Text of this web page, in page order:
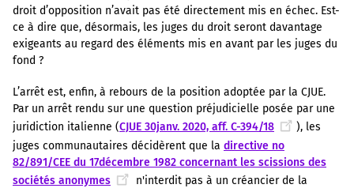
droit d’opposition n’avait pas été directement mis en échec. Est-
ce à dire que, désormais, les juges du droit seront davantage
exigeants au regard des éléments mis en avant par les juges du
fond ?
L’arrêt est, enfin, à rebours de la position adoptée par la CJUE.
Par un arrêt rendu sur une question préjudicielle posée par une
juridiction italienne (CJUE 30janv. 2020, aff. C-394/18
), les
juges communautaires décidèrent que la directive no
82/891/CEE du 17décembre 1982 concernant les scissions des
sociétés anonymes
n'interdit pas à un créancier de la